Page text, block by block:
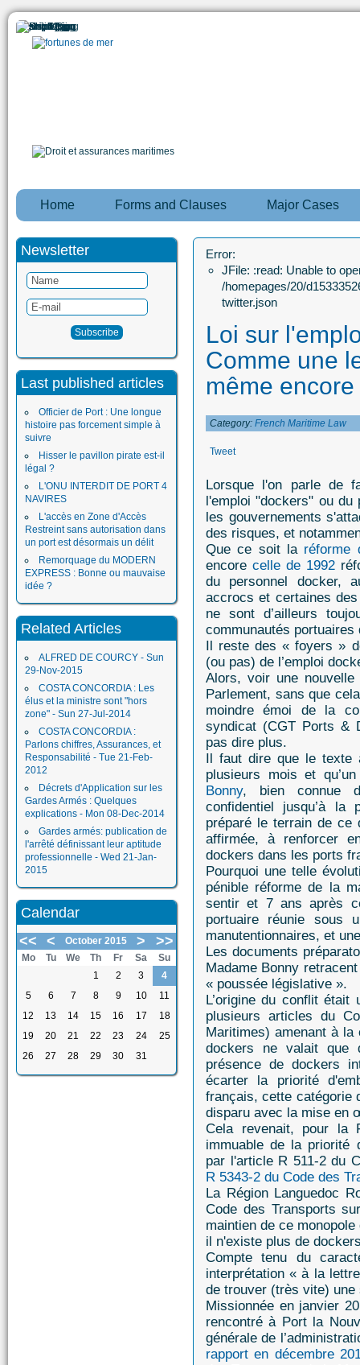
Home Forms and Clauses Major Cases
Newsletter
Last published articles
Officier de Port : Une longue
histoire pas forcement simple à
suivre
Hisser le pavillon pirate est-il
légal ?
L'ONU INTERDIT DE PORT 4
NAVIRES
L'accès en Zone d'Accès
Restreint sans autorisation dans
un port est désormais un délit
Remorquage du MODERN
EXPRESS : Bonne ou mauvaise
idée ?
Related Articles
ALFRED DE COURCY - Sun
29-Nov-2015
COSTA CONCORDIA : Les
élus et la ministre sont "hors
zone" - Sun 27-Jul-2014
COSTA CONCORDIA :
Parlons chiffres, Assurances, et
Responsabilité - Tue 21-Feb-
2012
Décrets d'Application sur les
Gardes Armés : Quelques
explications - Mon 08-Dec-2014
Gardes armés: publication de
l'arrêté définissant leur aptitude
professionnelle - Wed 21-Jan-
2015
Calendar
<<
< October 2015 > >>
Mo Tu We Th Fr Sa
Su
1
2 3
4
5
6 7 8 9 10
11
12
13 14 15 16 17
18
19
20 21 22 23 24
25
26
27 28 29 30 31
Error:
JFile: :read: Unable to
/homepages/20/
twitter.json
Loi sur
Comme une
même
Category: French Maritime Law
Tweet
Lorsque l'on parle de
l'emploi "dockers" ou du
les gouvernements
des risques, et
Que ce soit la réforme
encore celle de 1992
du personnel docker,
accrocs et certaines
ne sont d’ailleurs
communautés
Il reste des « foyers »
(ou pas) de l’emploi
Alors, voir une
Parlement, sans que
moindre émoi de la
syndicat (CGT Ports &
pas dire plus.
Il faut dire que le texte
plusieurs mois et
Bonny, bien connue
confidentiel jusqu’à la
préparé le terrain de ce
affirmée, à renforcer
dockers dans les ports
Pourquoi une telle
pénible réforme de la
sentir et 7 ans après
portuaire réunie sous
manutentionnaires, et
Les documents
Madame Bonny
« poussée législative ».
L’origine du conflit était
plusieurs articles du
Maritimes) amenant à la
dockers ne valait
présence de dockers
écarter la priorité
français, cette catégorie
disparu avec la mise en
Cela revenait, pour la
immuable de la priorité
par l'article R 511-2 du
R 5343-2 du Code des
La Région Languedoc
Code des Transports
maintien de ce
il n'existe plus de
Compte tenu du
interprétation « à la
de trouver (très vite) une
Missionnée en janvier
rencontré à Port la
générale de
rapport en décembre